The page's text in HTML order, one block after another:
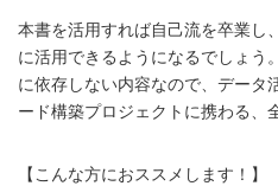
本書を活用すれば自己流を卒業し
に活用できるようになるでしょう
に依存しない内容なので、データ
ード構築プロジェクトに携わる、
【こんな方におススメします！】